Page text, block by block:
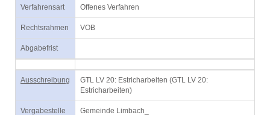
Verfahrensart Offenes Verfahren
Rechtsrahmen VOB
Abgabefrist
Ausschreibung
GTL LV 20: Estricharbeiten (GTL LV 20:
Estricharbeiten)
Vergabestelle Gemeinde Limbach_